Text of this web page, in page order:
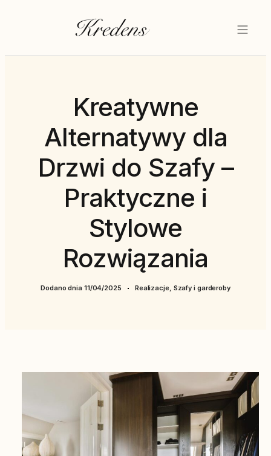
Kreatywne
Alternatywy dla
Drzwi do Szafy –
Praktyczne i
Stylowe
Rozwiązania
Dodano dnia 11/04/2025 Realizacje, Szafy i garderoby